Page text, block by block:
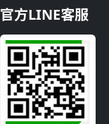
官方LINE客服